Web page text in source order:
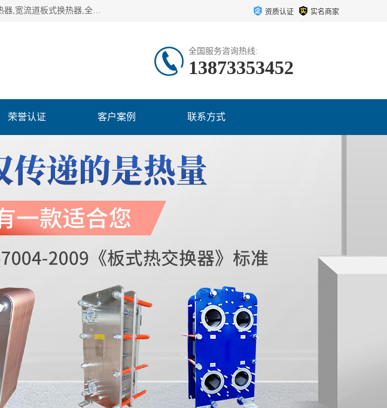
湖南欧力德换热实业有限公司生产换热设备,板式换热器,板式热交换器,板式换热器机组,卫生级板式换热器,宽流道板式换热器,全焊接板式换热器,钎焊板式换热器,钛材板式换热器,容积式换热器,盘管换热,不锈钢水箱,定压补水机组,变频供水机组等,用户覆盖：湖南、湖北、广西、广东、海南、云南、贵州等全国各地。 资质认证 实名商家
全国服务咨询热线:
13873353452
荣誉认证 客户案例 联系方式